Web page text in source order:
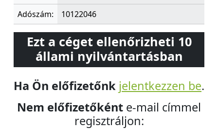
Adószám:
10122046
Ezt a céget ellenőrizheti 10
állami nyilvántartásban
Ha Ön előfizetőnk jelentkezzen be.
Nem előfizetőként e-mail címmel
regisztráljon: